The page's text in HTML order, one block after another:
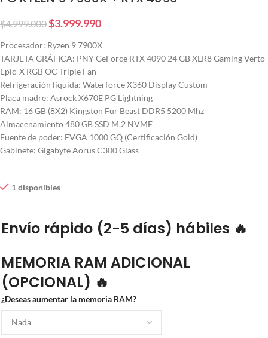
$4.999.000$3.999.990
Procesador: Ryzen 9 7900X
TARJETA GRÁFICA: PNY GeForce RTX 4090 24 GB XLR8 Gaming Verto
Epic-X RGB OC Triple Fan
Refrigeración líquida: Waterforce X360 Display Custom
Placa madre: Asrock X670E PG Lightning
RAM: 16 GB (8X2) Kingston Fur Beast DDR5 5200 Mhz
Almacenamiento 480 GB SSD M.2 NVME
Fuente de poder: EVGA 1000 GQ (Certificación Gold)
Gabinete: Gigabyte Aorus C300 Glass
1 disponibles
Envío rápido (2-5 días) hábiles 🔥
MEMORIA RAM ADICIONAL
(OPCIONAL) 🔥
¿Deseas aumentar la memoria RAM?